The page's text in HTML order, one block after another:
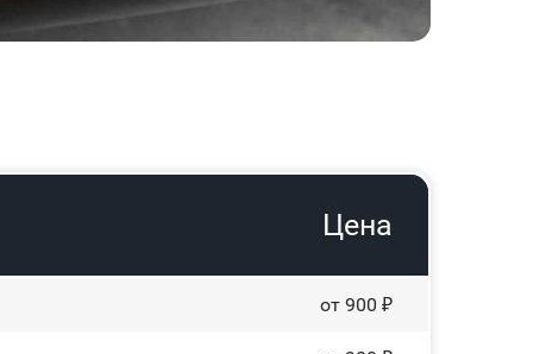
Цена
от 900 ₽